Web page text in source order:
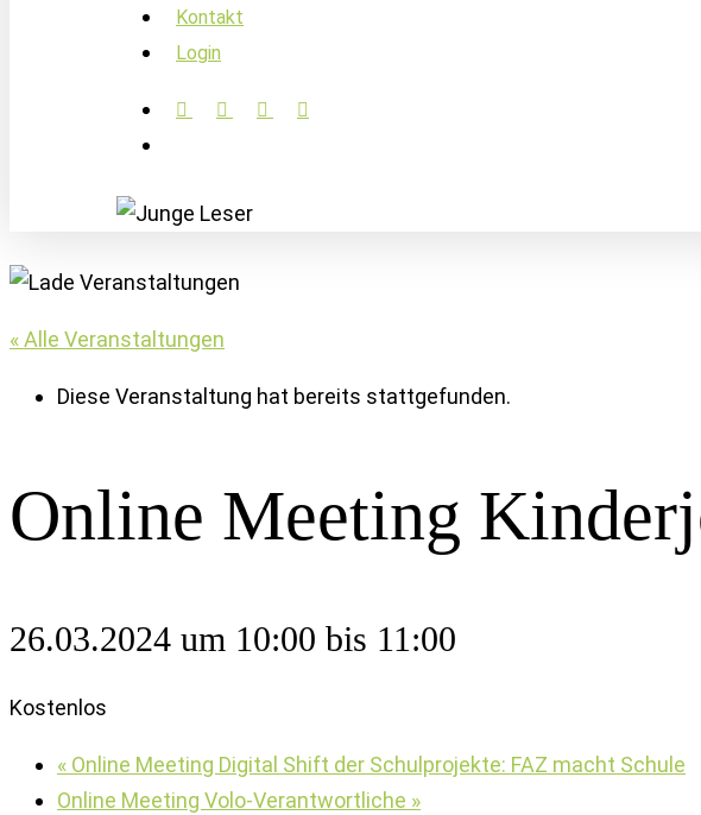
Kontakt
Login
facebooklinkedininstagramsoundcloud
« Alle Veranstaltungen
Diese Veranstaltung hat bereits stattgefunden.
Online Meeting
26.03.2024 um 10:00 bis 11:00
Kostenlos
« Online Meeting Digital Shift der Schulprojekte: FAZ macht Schule
Online Meeting Volo-Verantwortliche »